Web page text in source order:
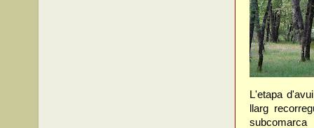
L'etapa
llarg